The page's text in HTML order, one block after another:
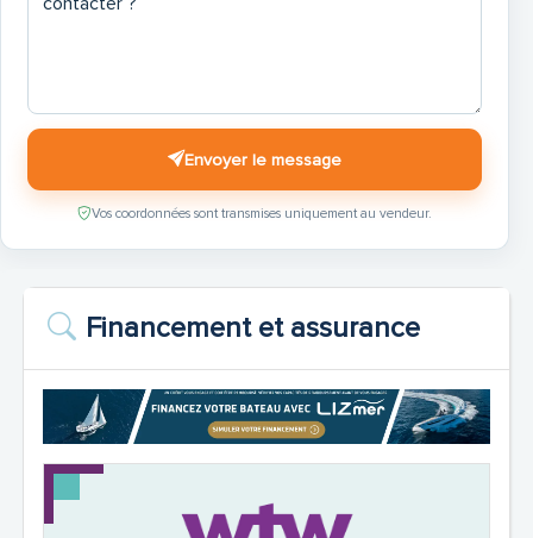
Envoyer le message
Vos coordonnées sont transmises uniquement au vendeur.
Financement et assurance